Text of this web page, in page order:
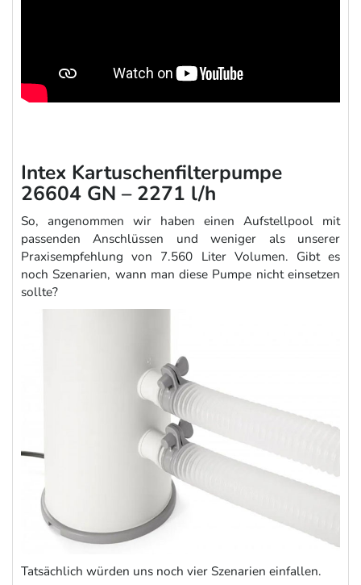
Intex Kartuschenfilterpumpe
26604 GN – 2271 l/h
So, angenommen wir haben einen Aufstellpool mit
passenden Anschlüssen und weniger als unserer
Praxisempfehlung von 7.560 Liter Volumen. Gibt es
noch Szenarien, wann man diese Pumpe nicht einsetzen
sollte?
Tatsächlich würden uns noch vier Szenarien einfallen.